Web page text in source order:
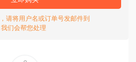
请将用户名或订单号发邮件到
们会帮您处理